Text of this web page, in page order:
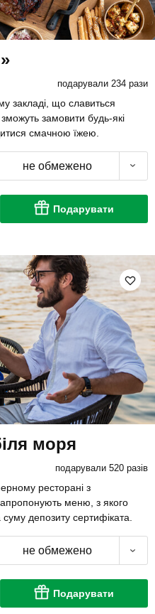
подарували 234 рази
закладі, що славиться
замовити будь-які
смачною їжею.
не обмежено
Подарувати
моря
подарували 520 разів
ресторані з
меню, з якого
депозиту сертифіката.
не обмежено
Подарувати